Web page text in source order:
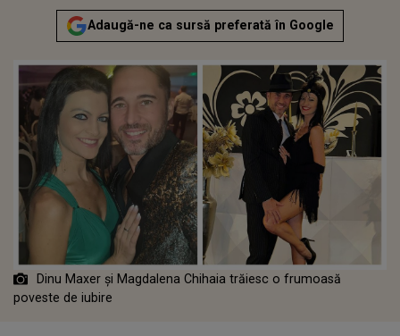
Adaugă-ne ca sursă preferată în Google
Dinu Maxer și Magdalena Chihaia trăiesc o frumoasă
poveste de iubire